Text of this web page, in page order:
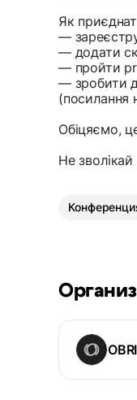
Як
—
— додати
— пройти
— зробити
(посилання
Обіцяємо,
Не